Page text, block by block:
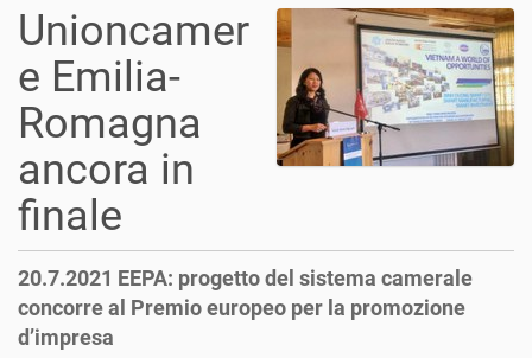
Unioncamer
e Emilia-
Romagna
ancora in
finale
20.7.2021 EEPA: progetto del sistema camerale
concorre al Premio europeo per la promozione
d’impresa